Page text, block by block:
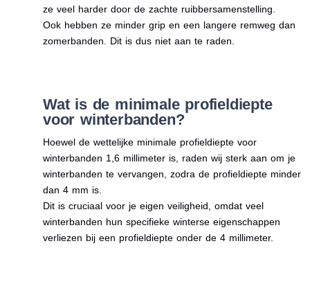
ze veel harder door de zachte ruibbersamenstelling.
Ook hebben ze minder grip en een langere remweg dan
zomerbanden. Dit is dus niet aan te raden.
Wat is de minimale profieldiepte
voor winterbanden?
Hoewel de wettelijke minimale profieldiepte voor
winterbanden 1,6 millimeter is, raden wij sterk aan om je
winterbanden te vervangen, zodra de profieldiepte minder
dan 4 mm is.
Dit is cruciaal voor je eigen veiligheid, omdat veel
winterbanden hun specifieke winterse eigenschappen
verliezen bij een profieldiepte onder de 4 millimeter.